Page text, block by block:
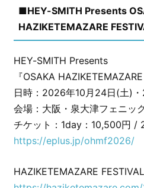
■HEY-SMITH Presents
HAZIKETEMAZARE
HEY-SMITH Presents
『OSAKA
日時：2026年10月24日(土)
会場：大阪・泉大津フェニッ
チケット：1day：10,500円 /
https://eplus.jp/ohmf2026/
HAZIKETEMAZARE